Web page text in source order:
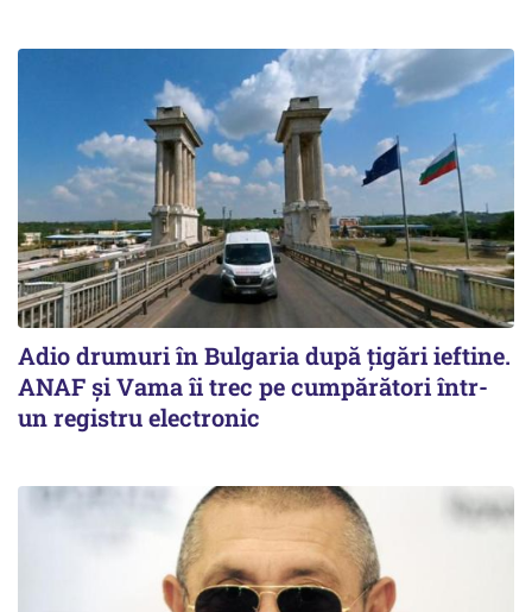
Adio drumuri în Bulgaria după țigări ieftine.
ANAF și Vama îi trec pe cumpărători într-
un registru electronic